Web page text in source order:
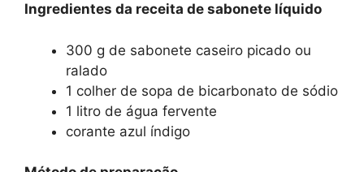
Ingredientes da receita de sabonete líquido
300 g de sabonete caseiro picado ou
ralado
1 colher de sopa de bicarbonato de sódio
1 litro de água fervente
corante azul índigo